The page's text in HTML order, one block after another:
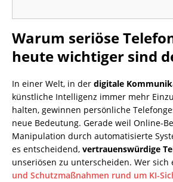
Warum seriöse
heute wichtiger sind
In einer Welt, in der digitale
künstliche Intelligenz immer mehr
halten, gewinnen persönliche
neue Bedeutung. Gerade weil Online-
Manipulation durch automatisierte
es entscheidend, vertrauenswürdige
unseriösen zu unterscheiden. Wer sich
und Schutzmaßnahmen rund um KI-